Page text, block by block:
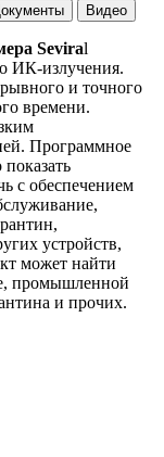
Видео
Seviral
ИК-излучения.
и точного
времени.
Программное
с обеспечением
устройств,
может найти
промышленной
и прочих.